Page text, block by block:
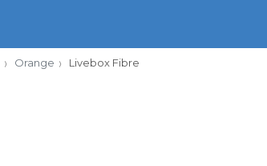
Orange Livebox Fibre